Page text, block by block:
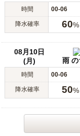
時間 00-06
降水確率 60%
08月10日
(月)
雨 の
時間 00-06
降水確率 50%